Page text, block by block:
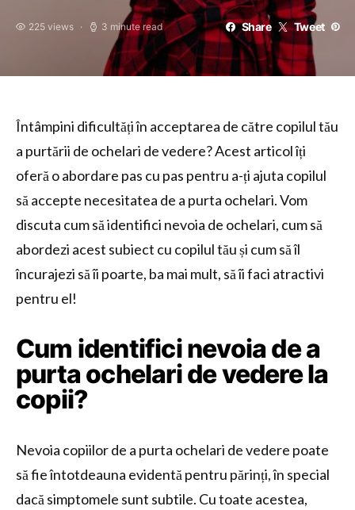
225 views 3 minute read Share Tweet
Întâmpini dificultăți în acceptarea de către copilul tău
a purtării de ochelari de vedere? Acest articol îți
oferă o abordare pas cu pas pentru a-ți ajuta copilul
să accepte necesitatea de a purta ochelari. Vom
discuta cum să identifici nevoia de ochelari, cum să
abordezi acest subiect cu copilul tău și cum să îl
încurajezi să îi poarte, ba mai mult, să îi faci atractivi
pentru el!
Cum identifici nevoia de a
purta ochelari de vedere la
copii?
Nevoia copiilor de a purta ochelari de vedere poate
să fie întotdeauna evidentă pentru părinți, în special
dacă simptomele sunt subtile. Cu toate acestea,